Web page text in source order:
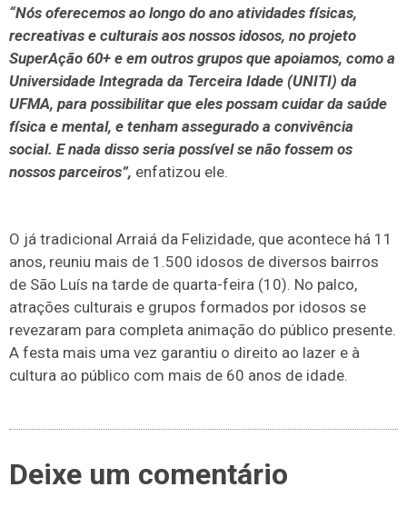
“Nós oferecemos ao longo do ano atividades físicas,
recreativas e culturais aos nossos idosos, no projeto
SuperAção 60+ e em outros grupos que apoiamos, como a
Universidade Integrada da Terceira Idade (UNITI) da
UFMA, para possibilitar que eles possam cuidar da saúde
física e mental, e tenham assegurado a convivência
social. E nada disso seria possível se não fossem os
nossos parceiros”, enfatizou ele.
O já tradicional Arraiá da Felizidade, que acontece há 11
anos, reuniu mais de 1.500 idosos de diversos bairros
de São Luís na tarde de quarta-feira (10). No palco,
atrações culturais e grupos formados por idosos se
revezaram para completa animação do público presente.
A festa mais uma vez garantiu o direito ao lazer e à
cultura ao público com mais de 60 anos de idade.
Deixe um comentário